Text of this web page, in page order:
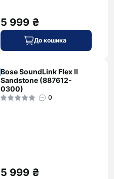
5 999 ₴
До кошика
Bose SoundLink Flex II
Sandstone (887612-
0300)
0
5 999 ₴